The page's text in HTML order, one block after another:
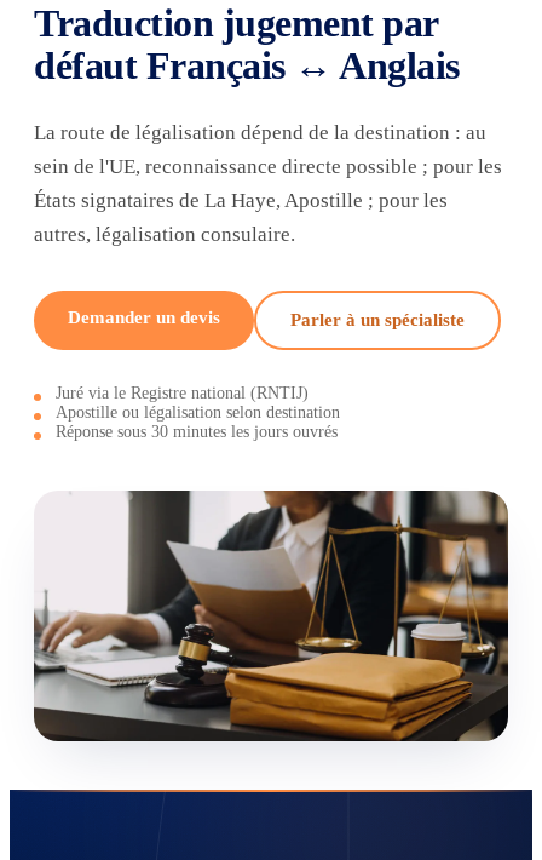
Traduction jugement par
défaut Français ↔ Anglais
La route de légalisation dépend de la destination : au
sein de l'UE, reconnaissance directe possible ; pour les
États signataires de La Haye, Apostille ; pour les
autres, légalisation consulaire.
Demander un devis Parler à un spécialiste
Juré via le Registre national (RNTIJ)
Apostille ou légalisation selon destination
Réponse sous 30 minutes les jours ouvrés